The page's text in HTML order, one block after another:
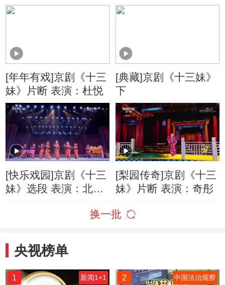
《十三妹》 1/2
[年年有戏]京剧《十三
妹》片断 表演：杜悦
[典藏]京剧《十三妹》
下
[快乐戏园]京剧《十三
妹》选段 表演：北京
[梨园传奇]京剧《十三
妹》片断 表演：奇彤
换一批
央视榜单
1 新闻1+1 2 中国法治观察